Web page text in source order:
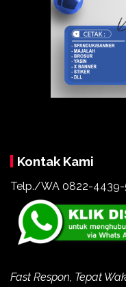
Kontak Kami
Telp./WA 0822-4439-
Fast Respon, Tepat